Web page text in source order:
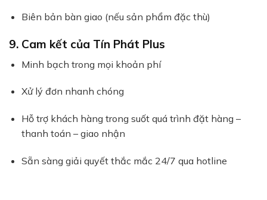
Biên bản bàn giao (nếu sản phẩm đặc thù)
9. Cam kết của Tín Phát Plus
Minh bạch trong mọi khoản phí
Xử lý đơn nhanh chóng
Hỗ trợ khách hàng trong suốt quá trình đặt hàng –
thanh toán – giao nhận
Sẵn sàng giải quyết thắc mắc 24/7 qua hotline